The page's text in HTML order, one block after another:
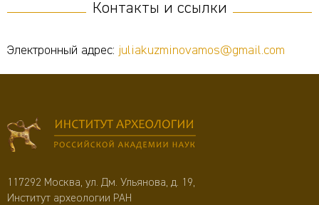
Контакты и ссылки
Электронный адрес: juliakuzminovamos@gmail.com
117292 Москва, ул. Дм. Ульянова, д. 19,
Институт археологии РАН